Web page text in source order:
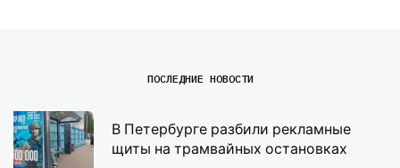
ПОСЛЕДНИЕ НОВОСТИ
В Петербурге разбили рекламные
щиты на трамвайных остановках